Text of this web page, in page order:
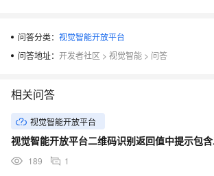
问答分类： 视觉智能开放平台
问答地址： 开发者社区 > 视觉智能 > 问答
相关问答
视觉智能开放平台
189 1